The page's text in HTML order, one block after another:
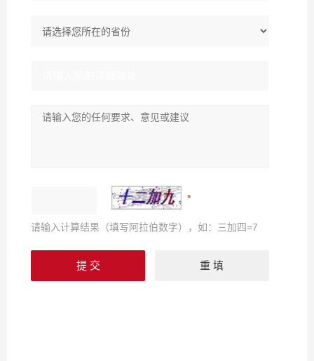
请输入计算结果（填写阿拉伯数字），如：三加四=7